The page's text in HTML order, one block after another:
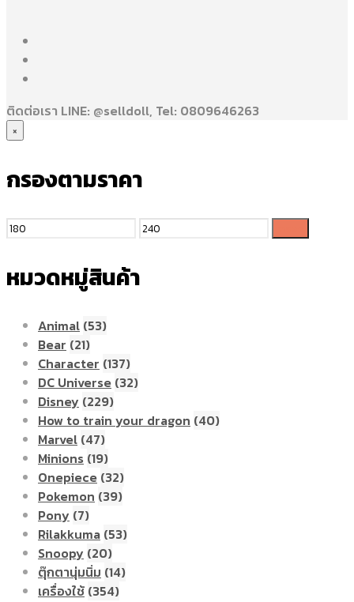
ติดต่อเรา LINE: @selldoll, Tel: 0809646263
×
กรองตามราคา
หมวดหมู่สินค้า
Animal (53)
Bear (21)
Character (137)
DC Universe (32)
Disney (229)
How to train your dragon (40)
Marvel (47)
Minions (19)
Onepiece (32)
Pokemon (39)
Pony (7)
Rilakkuma (53)
Snoopy (20)
ตุ๊กตานุ่มนิ่ม (14)
เครื่องใช้ (354)